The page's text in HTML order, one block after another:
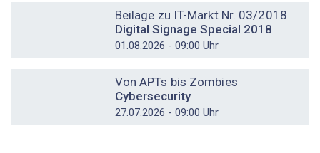
Beilage zu IT-Markt Nr. 03/2018
Digital Signage Special 2018
01.08.2026 - 09:00 Uhr
Von APTs bis Zombies
Cybersecurity
27.07.2026 - 09:00 Uhr